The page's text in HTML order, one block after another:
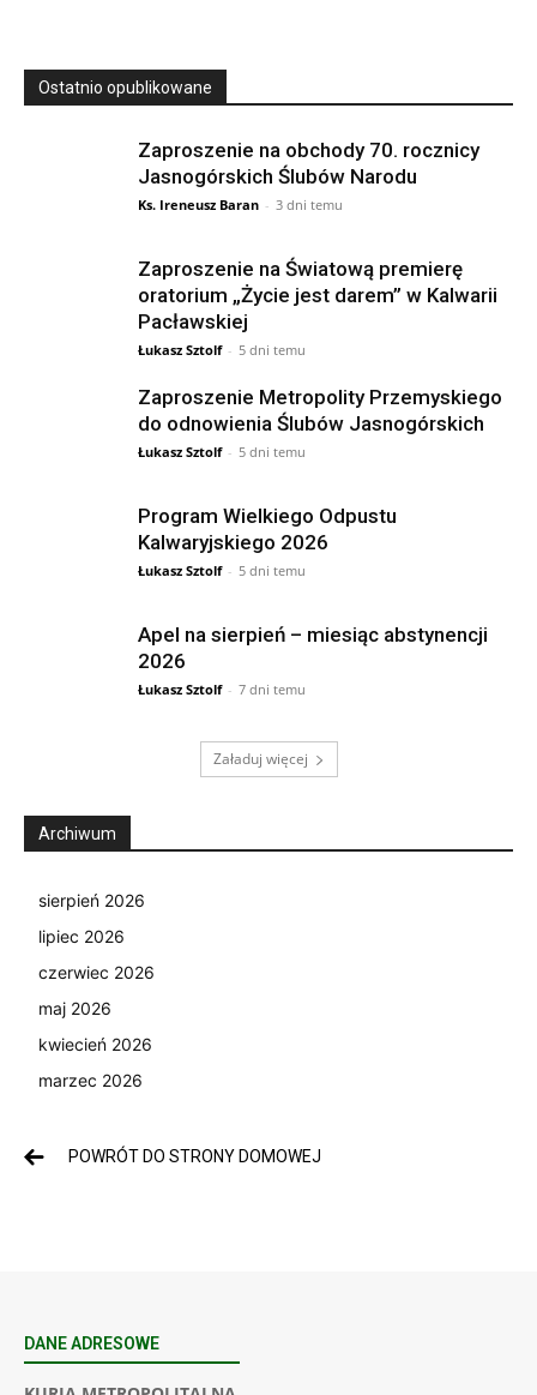
Ostatnio opublikowane
Zaproszenie na obchody 70. rocznicy
Jasnogórskich Ślubów Narodu
Ks. Ireneusz Baran - 3 dni temu
Zaproszenie na Światową premierę
oratorium „Życie jest darem” w Kalwarii
Pacławskiej
Łukasz Sztolf - 5 dni temu
Zaproszenie Metropolity Przemyskiego
do odnowienia Ślubów Jasnogórskich
Łukasz Sztolf - 5 dni temu
Program Wielkiego Odpustu
Kalwaryjskiego 2026
Łukasz Sztolf - 5 dni temu
Apel na sierpień – miesiąc abstynencji
2026
Łukasz Sztolf - 7 dni temu
Załaduj więcej
Archiwum
sierpień 2026
lipiec 2026
czerwiec 2026
maj 2026
kwiecień 2026
marzec 2026
POWRÓT DO STRONY DOMOWEJ
DANE ADRESOWE